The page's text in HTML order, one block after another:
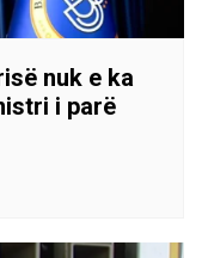
nuk e ka
i parë